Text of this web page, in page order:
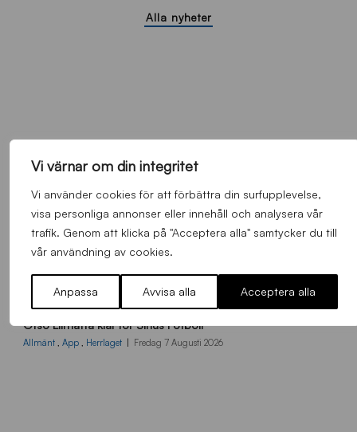
Vi värnar om din integritet
Vi använder cookies för att förbättra din surfupplevelse,
visa personliga annonser eller innehåll och analysera vår
trafik. Genom att klicka på "Acceptera alla" samtycker du till
vår användning av cookies.
Anpassa Avvisa alla Acceptera alla
Alla nyheter
O
L
_
Otso Liimatta klar för Sirius Fotboll
Allmänt App Herrlaget Fredag 7 Augusti 2026